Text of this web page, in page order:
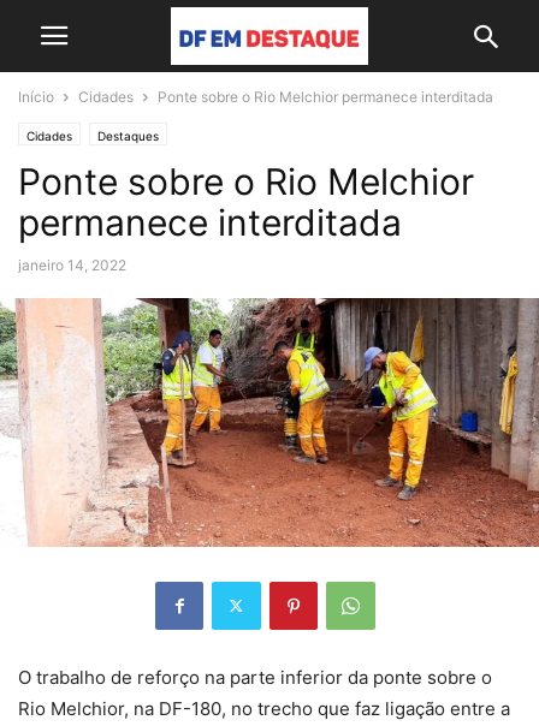
Início Cidades Ponte sobre o Rio Melchior permanece interditada
Cidades Destaques
Ponte sobre o Rio Melchior
permanece interditada
janeiro 14, 2022
O trabalho de reforço na parte inferior da ponte sobre o
Rio Melchior, na DF-180, no trecho que faz ligação entre a